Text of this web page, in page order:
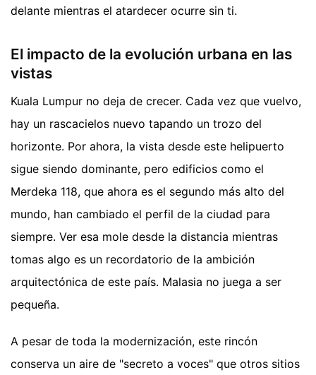
delante mientras el atardecer ocurre sin ti.
El impacto de la evolución urbana en las
vistas
Kuala Lumpur no deja de crecer. Cada vez que vuelvo,
hay un rascacielos nuevo tapando un trozo del
horizonte. Por ahora, la vista desde este helipuerto
sigue siendo dominante, pero edificios como el
Merdeka 118, que ahora es el segundo más alto del
mundo, han cambiado el perfil de la ciudad para
siempre. Ver esa mole desde la distancia mientras
tomas algo es un recordatorio de la ambición
arquitectónica de este país. Malasia no juega a ser
pequeña.
A pesar de toda la modernización, este rincón
conserva un aire de "secreto a voces" que otros sitios